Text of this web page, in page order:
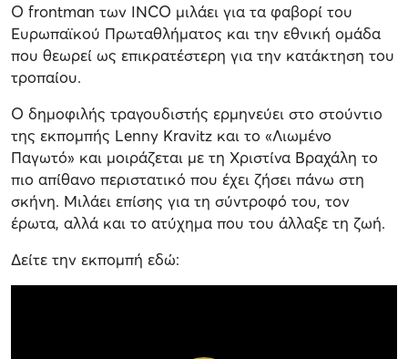
Ο frontman των INCO μιλάει για τα φαβορί του
Ευρωπαϊκού Πρωταθλήματος και την εθνική ομάδα
που θεωρεί ως επικρατέστερη για την κατάκτηση του
τροπαίου.
Ο δημοφιλής τραγουδιστής ερμηνεύει στο στούντιο
της εκπομπής Lenny Kravitz και το «Λιωμένο
Παγωτό» και μοιράζεται με τη Χριστίνα Βραχάλη το
πιο απίθανο περιστατικό που έχει ζήσει πάνω στη
σκήνη. Μιλάει επίσης για τη σύντροφό του, τον
έρωτα, αλλά και το ατύχημα που του άλλαξε τη ζωή.
Δείτε την εκπομπή εδώ: